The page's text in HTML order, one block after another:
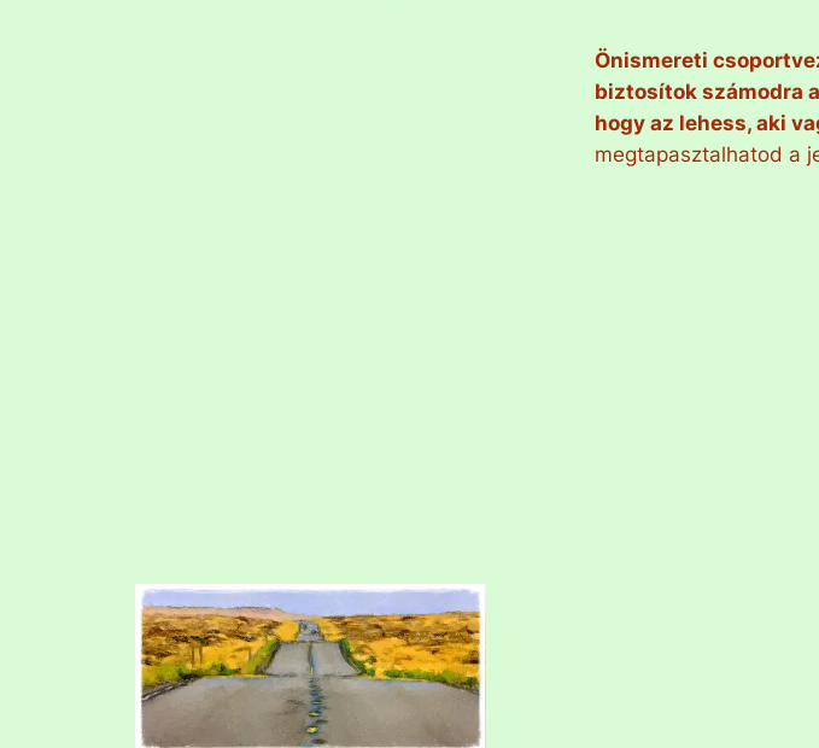
Önismereti
biztosítok számodra
hogy az lehess, aki
megtapasztalhatod a